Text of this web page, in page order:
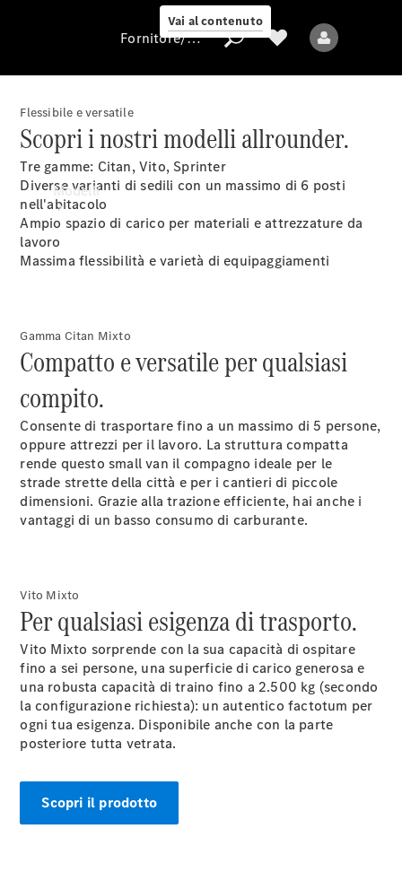
Vai al contenuto
Fornitore/protezione
dati
Modelli
Tutti i modelli
Modelli elettrici
Sprinter
Sprinter
Furgone
Sprinter
Tourer
Sprinter
Autotelaio
Sprinter
Cabina
Doppia
Cassonato
Fornitore/protezione dati
Flessibile e versatile
Scopri i nostri modelli allrounder.
Tre gamme: Citan, Vito, Sprinter
Diverse varianti di sedili con un massimo di 6 posti
nell'abitacolo
Ampio spazio di carico per materiali e attrezzature da
lavoro
Massima flessibilità e varietà di equipaggiamenti
Gamma Citan Mixto
Compatto e versatile per qualsiasi
compito.
Consente di trasportare fino a un massimo di 5 persone,
oppure attrezzi per il lavoro. La struttura compatta
rende questo small van il compagno ideale per le
strade strette della città e per i cantieri di piccole
dimensioni. Grazie alla trazione efficiente, hai anche i
vantaggi di un basso consumo di carburante.
Vito Mixto
Per qualsiasi esigenza di trasporto.
Vito Mixto sorprende con la sua capacità di ospitare
fino a sei persone, una superficie di carico generosa e
una robusta capacità di traino fino a 2.500 kg (secondo
la configurazione richiesta): un autentico factotum per
ogni tua esigenza. Disponibile anche con la parte
posteriore tutta vetrata.
Scopri il prodotto